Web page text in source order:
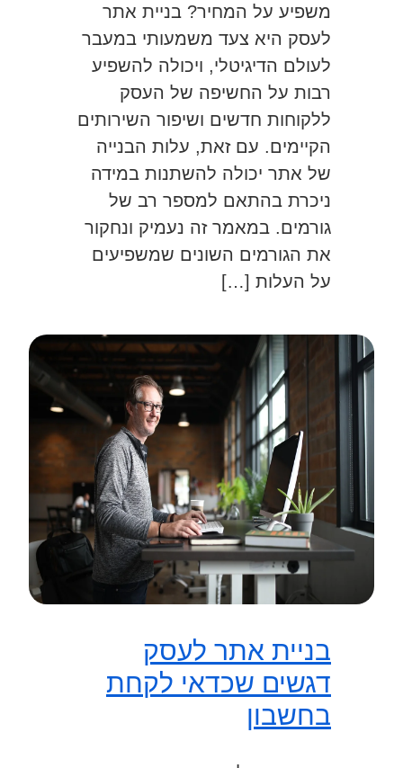
משפיע על המחיר? בניית אתר
לעסק היא צעד משמעותי במעבר
לעולם הדיגיטלי, ויכולה להשפיע
רבות על החשיפה של העסק
ללקוחות חדשים ושיפור השירותים
הקיימים. עם זאת, עלות הבנייה
של אתר יכולה להשתנות במידה
ניכרת בהתאם למספר רב של
גורמים. במאמר זה נעמיק ונחקור
את הגורמים השונים שמשפיעים
על העלות […]
בניית אתר לעסק
דגשים שכדאי לקחת
בחשבון